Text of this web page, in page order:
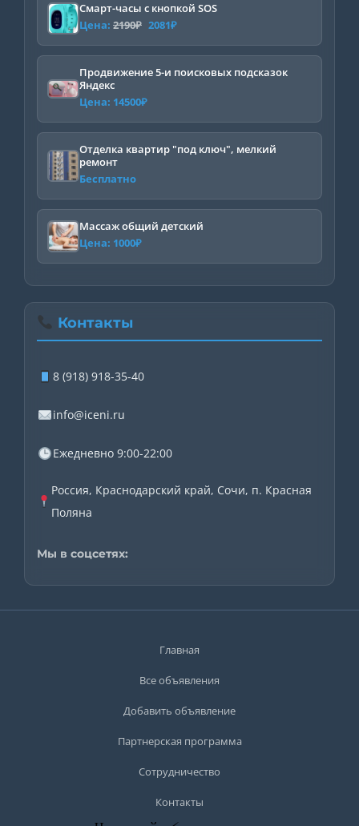
Смарт-часы с кнопкой SOS
Цена: 2190₽ Первоначальная
цена
составляла
2081₽Текущая
цена:
Продвижение 5-и поисковых подсказок
Яндекс
Цена: 14500₽
Отделка квартир "под ключ", мелкий
ремонт
Бесплатно
Массаж общий детский
Цена: 1000₽
Контакты
8 (918) 918-35-40
info@iceni.ru
Ежедневно 9:00-22:00
Россия, Краснодарский край, Сочи, п. Красная
Поляна
Мы в соцсетях:
Главная
Все объявления
Добавить объявление
Партнерская программа
Сотрудничество
Контакты